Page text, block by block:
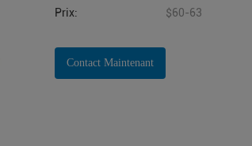
Prix: $60-63
Contact Maintenant